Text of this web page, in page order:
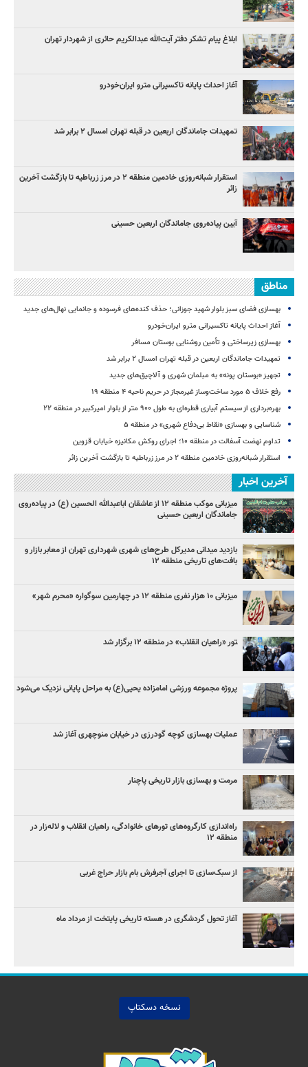
ابلاغ پیام تشکر دفتر آیت‌الله عبدالکریم حائری از شهردار تهران
آغاز احداث پایانه تاکسیرانی مترو ایران‌خودرو
تمهیدات جاماندگان اربعین در قبله تهران امسال ۲ برابر شد
استقرار شبانه‌روزی خادمین منطقه ۲ در مرز زرباطیه تا بازگشت آخرین
زائر
آیین پیاده‌روی جاماندگان اربعین حسینی
مناطق
بهسازی فضای سبز بلوار شهید جوزانی؛ حذف کنده‌های فرسوده و جانمایی نهال‌های جدید
آغاز احداث پایانه تاکسیرانی مترو ایران‌خودرو
بهسازی زیرساختی و تأمین روشنایی بوستان مسافر
تمهیدات جاماندگان اربعین در قبله تهران امسال ۲ برابر شد
تجهیز «بوستان پونه» به مبلمان شهری و آلاچیق‌های جدید
رفع خلاف ۵ مورد ساخت‌وساز غیرمجاز در حریم ناحیه ۴ منطقه ۱۹
بهره‌برداری از سیستم آبیاری قطره‌ای به طول ۹۰۰ متر از بلوار امیرکبیر در منطقه ۲۲
شناسایی و بهسازی «نقاط بی‌دفاع شهری» در منطقه ۵
تداوم نهضت آسفالت در منطقه ۱۰؛ اجرای روکش مکانیزه خیابان قزوین
استقرار شبانه‌روزی خادمین منطقه ۲ در مرز زرباطیه تا بازگشت آخرین زائر
آخرین اخبار
میزبانی موکب منطقه ۱۲ از عاشقان اباعبدالله الحسین (ع) در پیاده‌روی
جاماندگان اربعین حسینی
بازدید میدانی مدیرکل طرح‌های شهری شهرداری تهران از معابر بازار و
بافت‌های تاریخی منطقه ۱۲
میزبانی ۱۰ هزار نفری منطقه ۱۲ در چهارمین سوگواره «محرم شهر»
‍تور «راهیان انقلاب» در منطقه ۱۲ برگزار شد
پروژه مجموعه ورزشی امامزاده یحیی(ع) به مراحل پایانی نزدیک می‌شود
عملیات بهسازی کوچه گودرزی در خیابان منوچهری آغاز شد
مرمت و بهسازی بازار تاریخی پاچنار
راه‌اندازی کارگروه‌های تورهای خانوادگی، راهیان انقلاب و لاله‌زار در
منطقه ۱۲
از سبک‌سازی تا اجرای آجرفرش بام بازار حراج غربی
آغاز تحول گردشگری در هسته تاریخی پایتخت از مرداد ماه
نسخه دسکتاپ